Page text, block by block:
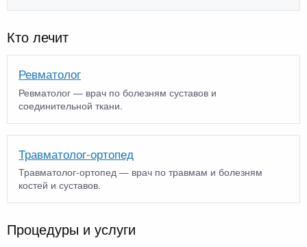
Кто лечит
Ревматолог
Ревматолог — врач по болезням суставов и
соединительной ткани.
Травматолог-ортопед
Травматолог-ортопед — врач по травмам и болезням
костей и суставов.
Процедуры и услуги